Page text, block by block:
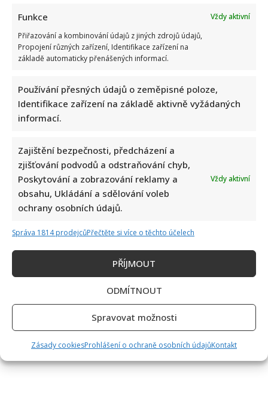
Funkce
Vždy aktivní
Přiřazování a kombinování údajů z jiných zdrojů údajů,
Propojení různých zařízení, Identifikace zařízení na
základě automaticky přenášených informací.
Používání přesných údajů o zeměpisné poloze,
Identifikace zařízení na základě aktivně vyžádaných
informací.
Zajištění bezpečnosti, předcházení a
zjišťování podvodů a odstraňování chyb,
Poskytování a zobrazování reklamy a
obsahu, Ukládání a sdělování voleb
ochrany osobních údajů.
Vždy aktivní
Správa 1814 prodejcůPřečtěte si více o těchto účelech
PŘÍJMOUT
ODMÍTNOUT
Spravovat možnosti
Zásady cookiesProhlášení o ochraně osobních údajůKontakt